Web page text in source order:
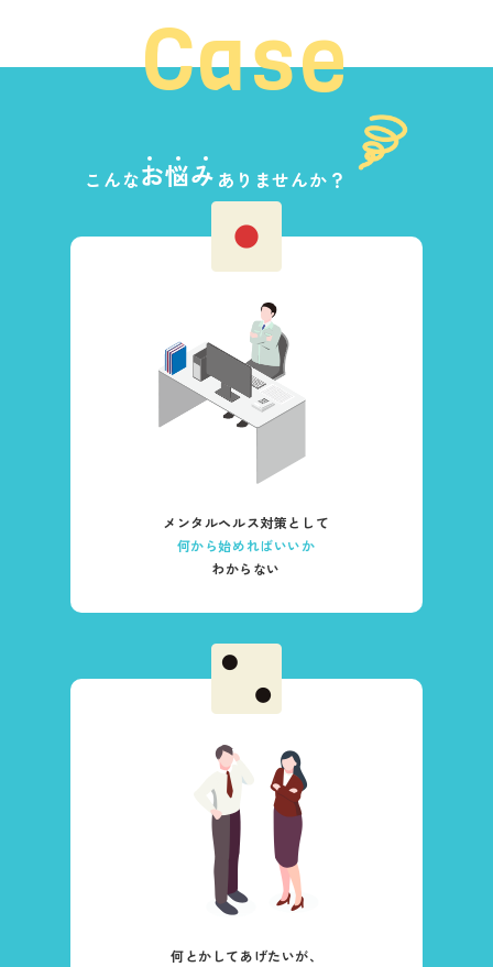
Case
こんなお悩み ありませんか？
メンタルヘルス対策として
何から始めればいいか
わからない
何とかしてあげたいが、